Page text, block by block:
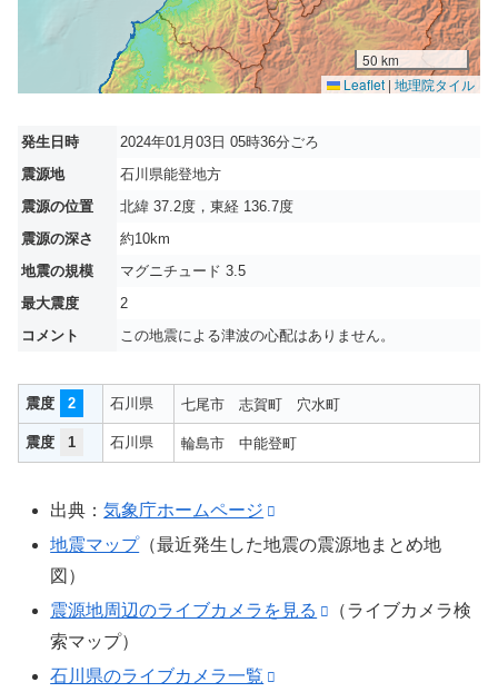
50 km
Leaflet | 地理院タイル
発生日時
2024年01月03日 05時36分ごろ
震源地
石川県能登地方
震源の位置
北緯 37.2度，東経 136.7度
震源の深さ
約10km
地震の規模
マグニチュード 3.5
最大震度
2
コメント
この地震による津波の心配はありません。
震度 2 石川県 七尾市 志賀町 穴水町
震度 1 石川県 輪島市 中能登町
出典：気象庁ホームページ
地震マップ（最近発生した地震の震源地まとめ地
図）
震源地周辺のライブカメラを見る
（ライブカメラ検
索マップ）
石川県のライブカメラ一覧